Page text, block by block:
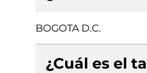
BOGOTA D.C.
¿Cuál es el